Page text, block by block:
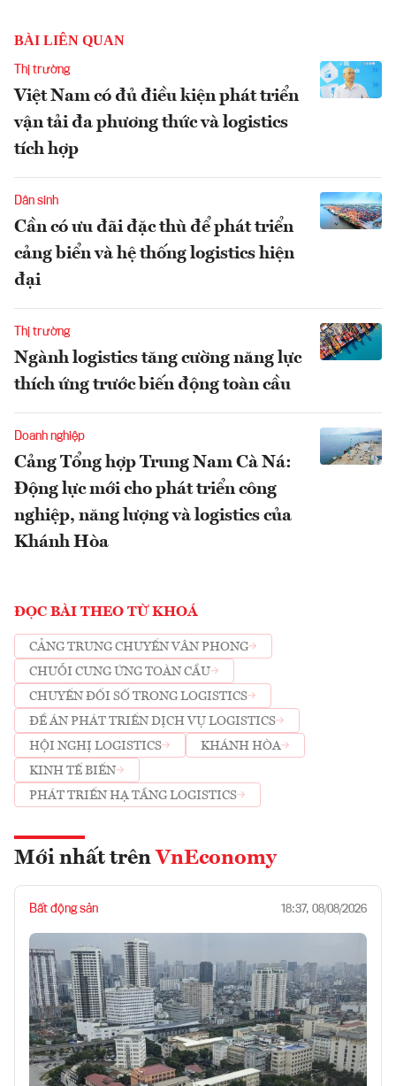
BÀI LIÊN QUAN
Thị trường
Việt Nam có đủ điều kiện phát triển
vận tải đa phương thức và logistics
tích hợp
Dân sinh
Cần có ưu đãi đặc thù để phát triển
cảng biển và hệ thống logistics hiện
đại
Thị trường
Ngành logistics tăng cường năng lực
thích ứng trước biến động toàn cầu
Doanh nghiệp
Cảng Tổng hợp Trung Nam Cà Ná:
Động lực mới cho phát triển công
nghiệp, năng lượng và logistics của
Khánh Hòa
ĐỌC BÀI THEO TỪ KHOÁ
CẢNG TRUNG CHUYỂN VÂN PHONG
CHUỖI CUNG ỨNG TOÀN CẦU
CHUYỂN ĐỔI SỐ TRONG LOGISTICS
ĐỀ ÁN PHÁT TRIỂN DỊCH VỤ LOGISTICS
HỘI NGHỊ LOGISTICS
KHÁNH HÒA
KINH TẾ BIỂN
PHÁT TRIỂN HẠ TẦNG LOGISTICS
Mới nhất trên VnEconomy
Bất động sản 18:37, 08/08/2026